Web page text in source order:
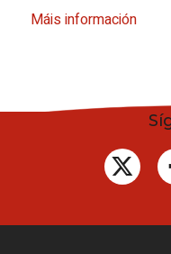
Máis información